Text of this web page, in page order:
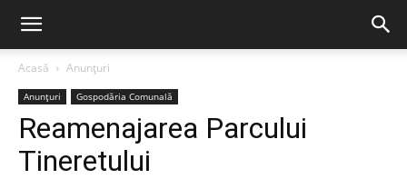
Acasă Anunțuri
Anunțuri Gospodăria Comunală
Reamenajarea Parcului
Tineretului